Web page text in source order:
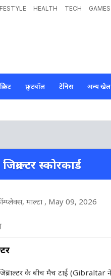
HEALTH TECH GAMES
क्रिकेट फ़ुटबॉल टेनिस अन्य खेल
स्कोरकार्ड
माल्टा , May 09, 2026
के बीच मैच टाई